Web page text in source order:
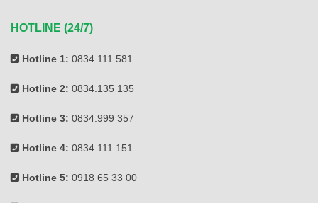
HOTLINE (24/7)
Hotline 1: 0834.111 581
Hotline 2: 0834.135 135
Hotline 3: 0834.999 357
Hotline 4: 0834.111 151
Hotline 5: 0918 65 33 00